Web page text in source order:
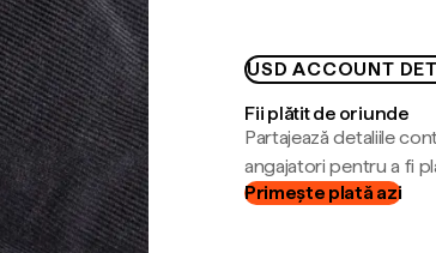
USD ACCOUNT
Fii plătit de oriunde
Partajează detaliile
angajatori pentru a fi
Primește plată azi